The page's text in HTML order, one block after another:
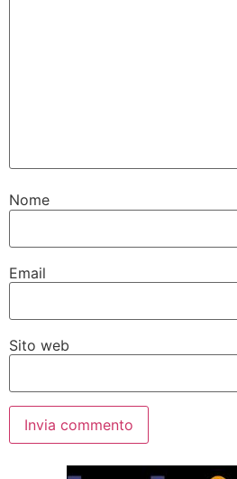
Nome
Email
Sito web